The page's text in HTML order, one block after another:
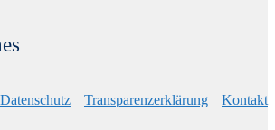
Datenschutz Transparenzerklärung Kontakt